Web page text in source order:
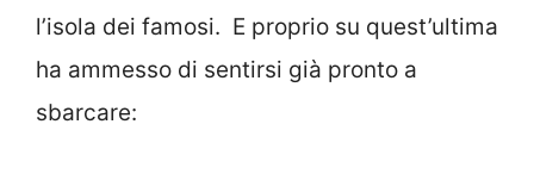
l’isola dei famosi. E proprio su quest’ultima
ha ammesso di sentirsi già pronto a
sbarcare: